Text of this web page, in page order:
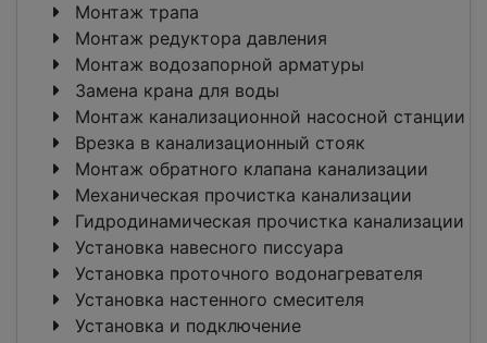
Монтаж трапа
Монтаж редуктора давления
Монтаж водозапорной арматуры
Замена крана для воды
Монтаж канализационной насосной станции
Врезка в канализационный стояк
Монтаж обратного клапана канализации
Механическая прочистка канализации
Гидродинамическая прочистка канализации
Установка навесного писсуара
Установка проточного водонагревателя
Установка настенного смесителя
Установка и подключение